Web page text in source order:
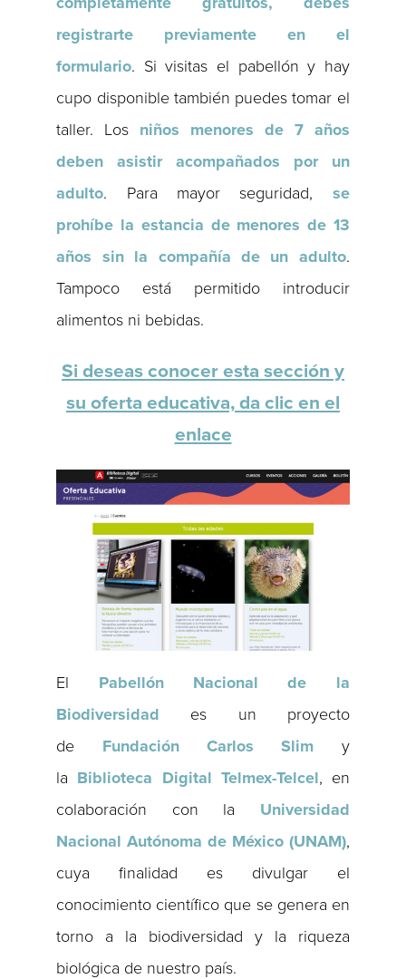
registrarte previamente en el
formulario. Si visitas el pabellón y hay
cupo disponible también puedes tomar el
taller. Los niños menores de 7 años
deben asistir acompañados por un
adulto. Para mayor seguridad, se
prohíbe la estancia de menores de 13
años sin la compañía de un adulto.
Tampoco está permitido introducir
alimentos ni bebidas.
Si deseas conocer esta sección y
su oferta educativa, da clic en el
enlace
El Pabellón Nacional de la
Biodiversidad es un proyecto
de Fundación Carlos Slim y
la Biblioteca Digital Telmex-Telcel, en
colaboración con la Universidad
Nacional Autónoma de México (UNAM),
cuya finalidad es divulgar el
conocimiento científico que se genera en
torno a la biodiversidad y la riqueza
biológica de nuestro país.